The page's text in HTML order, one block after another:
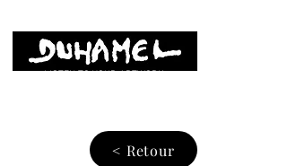
LISTEN TO YOUR ARTWORK
< Retour